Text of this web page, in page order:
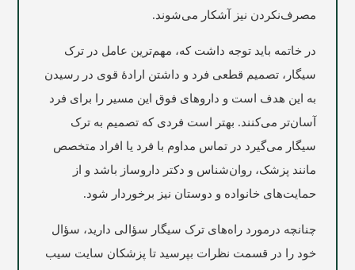
مصرف‌نکردن نیز آشکار می‌شوند.
در خاتمه باید توجه داشت که، مهم‌ترین عامل در ترک
سیگار، تصمیم قطعی فرد و داشتن ارادۀ قوی در رسیدن
به این هدف است و داروهای فوق این مسیر را برای فرد
آسان‌تر می‌کنند. بهتر است فردی که تصمیم به ترک
سیگار می‌گیرد در تماس مداوم با فرد یا افراد متخصص
مانند پزشک، روان‌شناس و دکتر داروساز باشد و از
حمایت‌های خانواده و دوستان نیز برخوردار شود.
چنانچه درمورد راه‌های ترک سیگار سؤالی دارید، سؤال
خود را در قسمت نظرات بپرسید تا پزشکان سایت سیب